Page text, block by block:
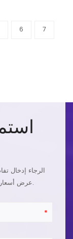
6 7
الرجاء إدخال
عرض أسعار دقيق. سوف نجيبك فى اسرع وقت ممكن.